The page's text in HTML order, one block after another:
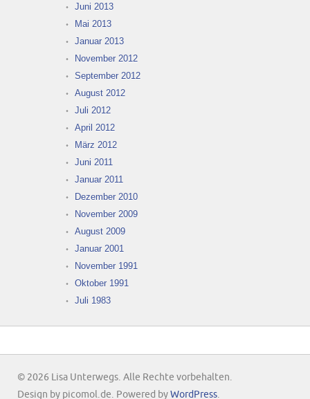
Juni 2013
Mai 2013
Januar 2013
November 2012
September 2012
August 2012
Juli 2012
April 2012
März 2012
Juni 2011
Januar 2011
Dezember 2010
November 2009
August 2009
Januar 2001
November 1991
Oktober 1991
Juli 1983
© 2026 Lisa Unterwegs. Alle Rechte vorbehalten.
Design by picomol.de. Powered by WordPress